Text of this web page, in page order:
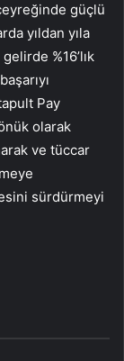
güçlü
yıldan yıla
%16’lık
Pay
olarak
ve tüccar
sürdürmeyi